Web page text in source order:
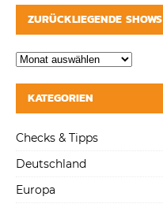
ZURÜCKLIEGENDE SHOWS
KATEGORIEN
Checks & Tipps
Deutschland
Europa